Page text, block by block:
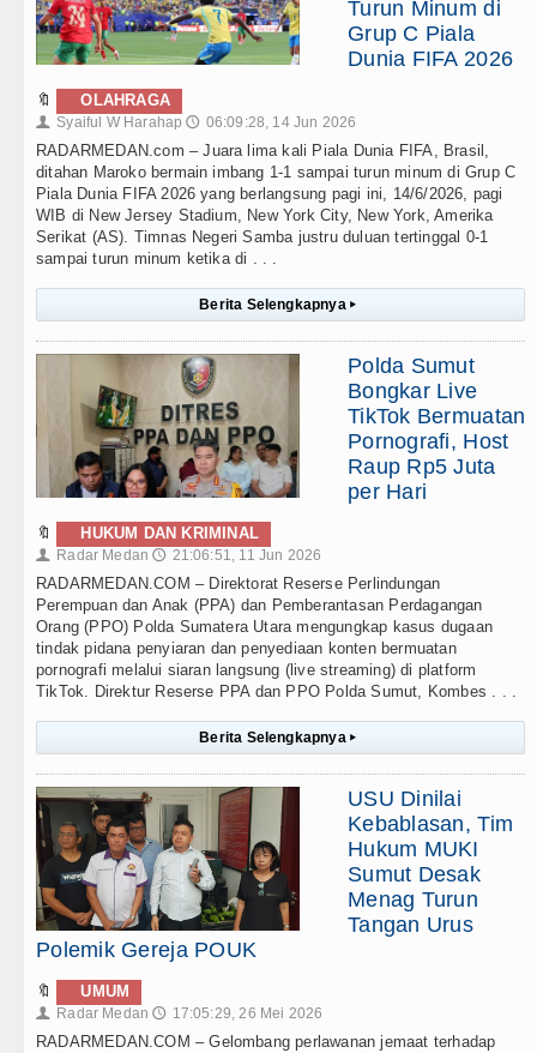
Turun Minum di
Grup C Piala
Dunia FIFA 2026
🔖 OLAHRAGA
👤 Syaiful W Harahap 🕔 06:09:28, 14 Jun 2026
RADARMEDAN.com – Juara lima kali Piala Dunia FIFA, Brasil,
ditahan Maroko bermain imbang 1-1 sampai turun minum di Grup C
Piala Dunia FIFA 2026 yang berlangsung pagi ini, 14/6/2026, pagi
WIB di New Jersey Stadium, New York City, New York, Amerika
Serikat (AS). Timnas Negeri Samba justru duluan tertinggal 0-1
sampai turun minum ketika di . . .
Berita Selengkapnya ▸
Polda Sumut
Bongkar Live
TikTok Bermuatan
Pornografi, Host
Raup Rp5 Juta
per Hari
🔖 HUKUM DAN KRIMINAL
👤 Radar Medan 🕔 21:06:51, 11 Jun 2026
RADARMEDAN.COM – Direktorat Reserse Perlindungan
Perempuan dan Anak (PPA) dan Pemberantasan Perdagangan
Orang (PPO) Polda Sumatera Utara mengungkap kasus dugaan
tindak pidana penyiaran dan penyediaan konten bermuatan
pornografi melalui siaran langsung (live streaming) di platform
TikTok. Direktur Reserse PPA dan PPO Polda Sumut, Kombes . . .
Berita Selengkapnya ▸
USU Dinilai
Kebablasan, Tim
Hukum MUKI
Sumut Desak
Menag Turun
Tangan Urus
Polemik Gereja POUK
🔖 UMUM
👤 Radar Medan 🕔 17:05:29, 26 Mei 2026
RADARMEDAN.COM – Gelombang perlawanan jemaat terhadap